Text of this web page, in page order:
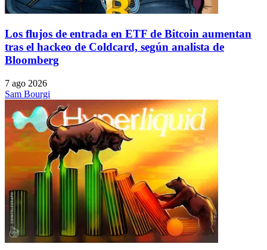
Los flujos de entrada en ETF de Bitcoin aumentan
tras el hackeo de Coldcard, según analista de
Bloomberg
7 ago 2026
Sam Bourgi